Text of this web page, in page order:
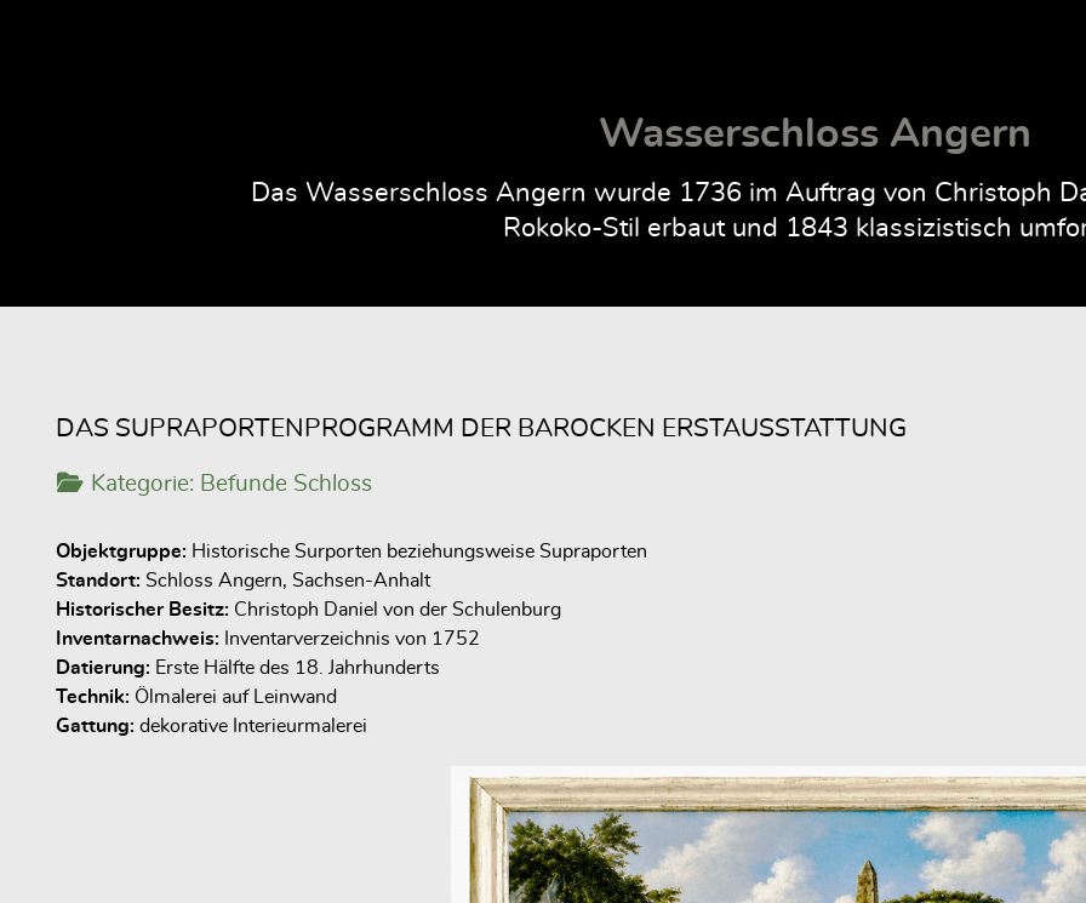
Wasserschloss Angern
Das Wasserschloss Angern wurde 1736 im Auftrag von Christoph
Rokoko-Stil erbaut und 1843 klassizistisch
DAS SUPRAPORTENPROGRAMM DER BAROCKEN ERSTAUSSTATTUNG
Kategorie: Befunde Schloss
Objektgruppe: Historische Surporten beziehungsweise Supraporten
Standort: Schloss Angern, Sachsen-Anhalt
Historischer Besitz: Christoph Daniel von der Schulenburg
Inventarnachweis: Inventarverzeichnis von 1752
Datierung: Erste Hälfte des 18. Jahrhunderts
Technik: Ölmalerei auf Leinwand
Gattung: dekorative Interieurmalerei